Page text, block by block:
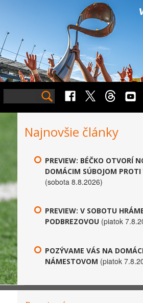
Najnovšie články
PREVIEW: BÉČKO OTVORÍ
DOMÁCIM SÚBOJOM PROTI
(sobota 8.8.2026)
PREVIEW: V SOBOTU
PODBREZOVOU (piatok
POZÝVAME VÁS NA
NÁMESTOVOM (piatok